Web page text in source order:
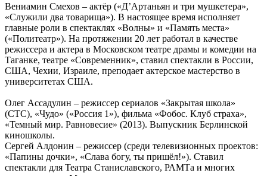
Вениамин Смехов – актёр («Д’Артаньян и три мушкетера»,
«Служили два товарища»). В настоящее время исполняет
главные роли в спектаклях «Волны» и «Память места»
(«Политеатр»). На протяжении 20 лет работал в качестве
режиссера и актера в Московском театре драмы и комедии на
Таганке, театре «Современник», ставил спектакли в России,
США, Чехии, Израиле, преподает актерское мастерство в
университетах США.
Олег Ассадулин – режиссер сериалов «Закрытая школа»
(СТС), «Чудо» («Россия 1»), фильма «Фобос. Клуб страха»,
«Темный мир. Равновесие» (2013). Выпускник Берлинской
киношколы.
Сергей Алдонин – режиссер (среди телевизионных проектов:
«Папины дочки», «Слава богу, ты пришёл!»). Ставил
спектакли для Театра Станиславского, РАМТа и многих